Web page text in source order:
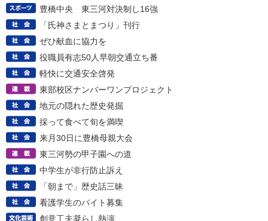
豊橋中央 東三河対決制し16強
「氏神さまとまつり」刊行
ぜひ献血に協力を
役職員有志50人早朝交通立ち番
軽快に交通安全啓発
東部校区ナンバーワンプロジェクト
地元の隠れた歴史発掘
採って食べて旬を満喫
来月30日に豊橋母親大会
東三河勢の甲子園への道
中学生が非行防止訴え
「朝まで」歴史話三昧
看護学生のバイト募集
創意工夫凝らし熱演